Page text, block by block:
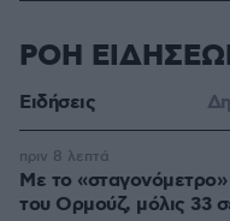
ΡΟΗ
Ειδήσεις
Με το
του Ορμούζ, μόλις 33
πριν 8 λεπτά